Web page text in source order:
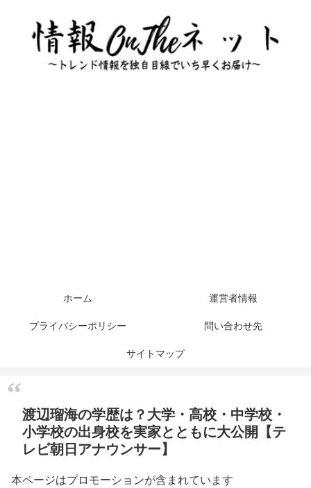
ホーム 運営者情報
プライバシーポリシー 問い合わせ先
サイトマップ
渡辺瑠海の学歴は？大学・高校・中学校・
小学校の出身校を実家とともに大公開【テ
レビ朝日アナウンサー】
本ページはプロモーションが含まれています